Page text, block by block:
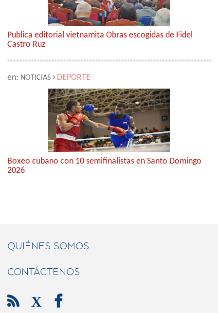
Publica editorial vietnamita Obras escogidas de Fidel
Castro Ruz
en: NOTICIAS DEPORTE
Boxeo cubano con 10 semifinalistas en Santo Domingo
2026
QUIÉNES SOMOS
CONTÁCTENOS
 X 